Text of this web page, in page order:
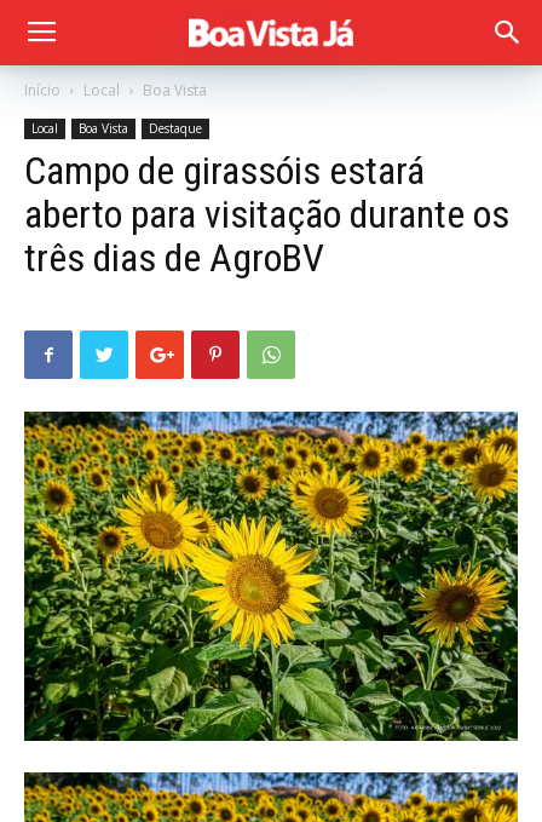
Início Local Boa Vista
Local Boa Vista Destaque
Campo de girassóis estará
aberto para visitação durante os
três dias de AgroBV